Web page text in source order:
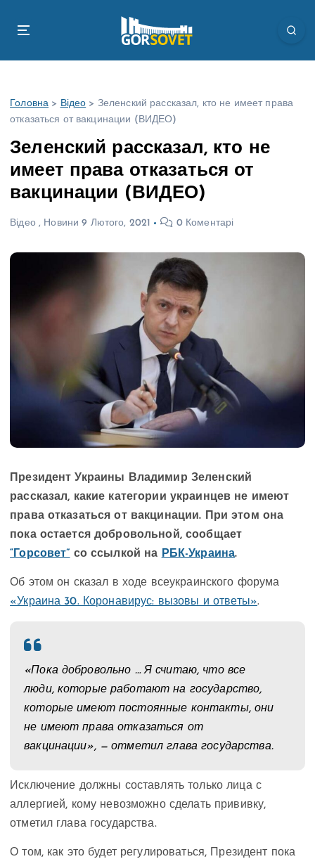
Головна > Відео > Зеленский рассказал, кто не имеет права
отказаться от вакцинации (ВИДЕО)
Зеленский рассказал, кто не
имеет права отказаться от
вакцинации (ВИДЕО)
Відео, Новини 9 Лютого, 2021 0 Коментарі
Президент Украины Владимир Зеленский
рассказал, какие категории украинцев не имеют
права отказаться от вакцинации. При этом она
пока остается добровольной, сообщает
“Горсовет” со ссылкой на РБК-Украина.
Об этом он сказал в ходе всеукраинского форума
«Украина 30. Коронавирус: вызовы и ответы».
«Пока добровольно … Я считаю, что все
люди, которые работают на государство,
которые имеют постоянные контакты, они
не имеют права отказаться от
вакцинации», — отметил глава государства.
Исключение должны составлять только лица с
аллергией, кому невозможно сделать прививку,
отметил глава государства.
О том, как это будет регулироваться, Президент пока